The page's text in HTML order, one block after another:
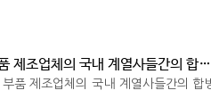
제조업체의 국내 계열사들간의 합…
품 제조업체의 국내 계열사들간의